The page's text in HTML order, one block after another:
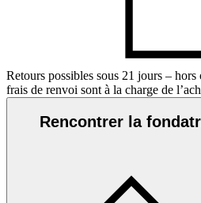
Retours possibles sous 21 jours –
frais de renvoi sont à la charge de
Rencontrer la